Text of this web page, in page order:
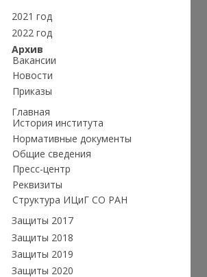
2021 год
2022 год
Архив
Вакансии
Новости
Приказы
Главная
История института
Нормативные документы
Общие сведения
Пресс-центр
Реквизиты
Структура ИЦиГ СО РАН
Защиты 2017
Защиты 2018
Защиты 2019
Защиты 2020